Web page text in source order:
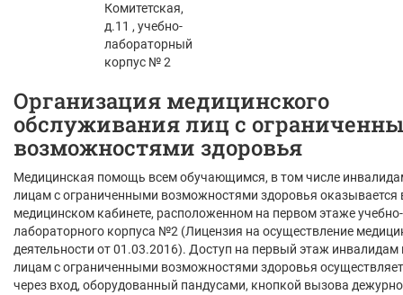
Комитетская,
д.11 , учебно-
лабораторный
корпус № 2
Организация медицинского
обслуживания лиц с
возможностями здоровья
Медицинская помощь всем обучающимся, в том числе
лицам с ограниченными возможностями здоровья оказывается
медицинском кабинете, расположенном на первом этаже учебно-
лабораторного корпуса №2 (Лицензия на осуществление
деятельности от 01.03.2016). Доступ на первый этаж инвалидам
лицам с ограниченными возможностями здоровья
через вход, оборудованный пандусами, кнопкой вызова